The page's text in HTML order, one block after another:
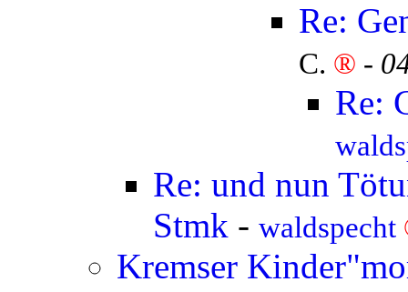
Re:
C. ® -
Re:
Re: und nun
Stmk - waldspecht
Kremser